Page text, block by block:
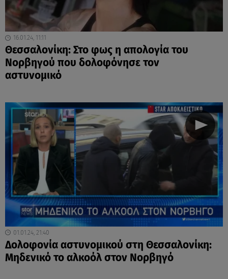
16.01.24, 11:11
Θεσσαλονίκη: Στο φως η απολογία του
Νορβηγού που δολοφόνησε τον
αστυνομικό
01.01.24, 21:40
Δολοφονία αστυνομικού στη Θεσσαλονίκη:
Μηδενικό το αλκοόλ στον Νορβηγό